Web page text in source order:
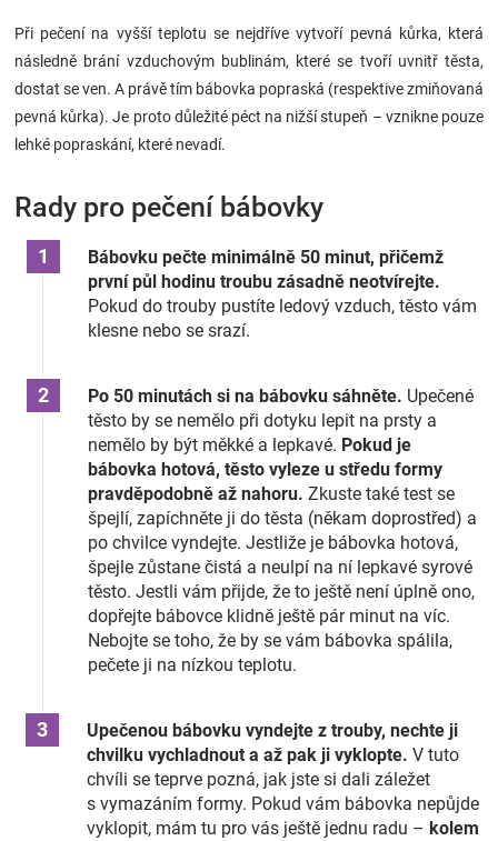
Při pečení na vyšší teplotu se nejdříve vytvoří pevná kůrka, která
následně brání vzduchovým bublinám, které se tvoří uvnitř těsta,
dostat se ven. A právě tím bábovka popraská (respektive zmiňovaná
pevná kůrka). Je proto důležité péct na nižší stupeň – vznikne pouze
lehké popraskání, které nevadí.
Rady pro pečení bábovky
Bábovku pečte minimálně 50 minut, přičemž
první půl hodinu troubu zásadně neotvírejte.
Pokud do trouby pustíte ledový vzduch, těsto vám
klesne nebo se srazí.
Po 50 minutách si na bábovku sáhněte. Upečené
těsto by se nemělo při dotyku lepit na prsty a
nemělo by být měkké a lepkavé. Pokud je
bábovka hotová, těsto vyleze u středu formy
pravděpodobně až nahoru. Zkuste také test se
špejlí, zapíchněte ji do těsta (někam doprostřed) a
po chvilce vyndejte. Jestliže je bábovka hotová,
špejle zůstane čistá a neulpí na ní lepkavé syrové
těsto. Jestli vám přijde, že to ještě není úplně ono,
dopřejte bábovce klidně ještě pár minut na víc.
Nebojte se toho, že by se vám bábovka spálila,
pečete ji na nízkou teplotu.
Upečenou bábovku vyndejte z trouby, nechte ji
chvilku vychladnout a až pak ji vyklopte. V tuto
chvíli se teprve pozná, jak jste si dali záležet
s vymazáním formy. Pokud vám bábovka nepůjde
vyklopit, mám tu pro vás ještě jednu radu – kolem